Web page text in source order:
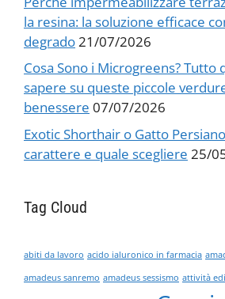
la resina: la soluzione efficace
degrado21/07/2026
Cosa Sono i Microgreens? Tutto
sapere su queste piccole
benessere 07/07/2026
Exotic Shorthair o Gatto
carattere e quale scegliere 25/
Tag Cloud
abiti da lavoro acido ialuronico in farmacia
amadeus sanremo amadeus sessismo attività